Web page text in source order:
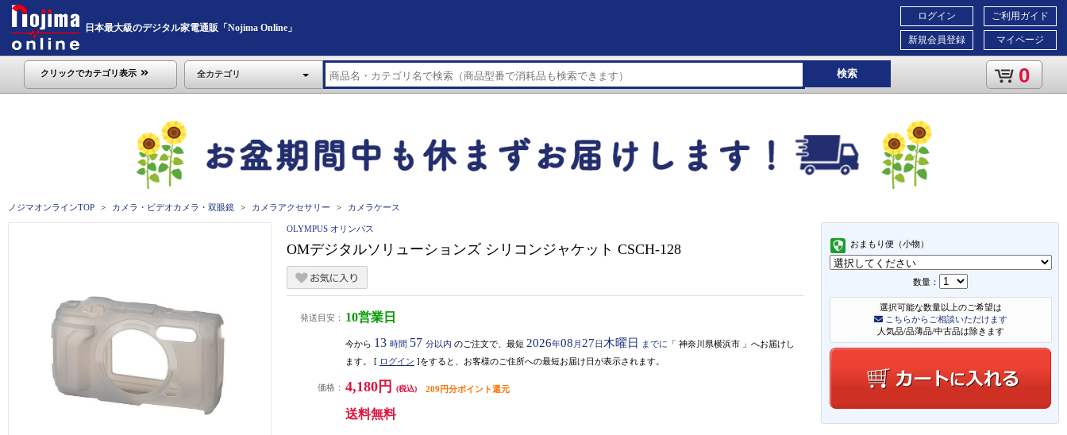
日本最大級のデジタル家電通販「Nojima Online」
ご利用ガイド
マイページ
ログイン
新規会員登録
クリックでカテゴリ表示 全カテゴリ 検索 0
ノジマオンラインTOP カメラ・ビデオカメラ・双眼鏡 カメラアクセサリー カメラケース
おまもり便（小物）
数量：
選択可能な数量以上のご希望は
こちらからご相談いただけます
人気品/品薄品/中古品は除きます
OLYMPUS オリンパス
OMデジタルソリューションズ シリコンジャケット CSCH-128
発送目安： 10営業日
今から 13 時間 57 分以内 のご注文で、最短 2026年08 月 27日 木曜日 までに 「 神奈川県横浜市 」 へお届けし
ます。 [ ログイン ]をすると、お客様のご住所への最短お届け日が表示されます。
価格： 4,180円 (税込) 209円分ポイント還元
送料無料